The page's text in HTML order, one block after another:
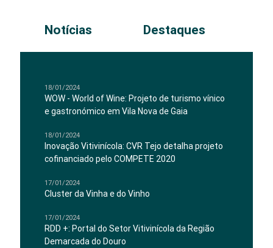
Notícias Destaques
18/01/2024
WOW - World of Wine: Projeto de turismo vínico
e gastronómico em Vila Nova de Gaia
18/01/2024
Inovação Vitivinícola: CVR Tejo detalha projeto
cofinanciado pelo COMPETE 2020
17/01/2024
Cluster da Vinha e do Vinho
17/01/2024
RDD +: Portal do Setor Vitivinícola da Região
Demarcada do Douro